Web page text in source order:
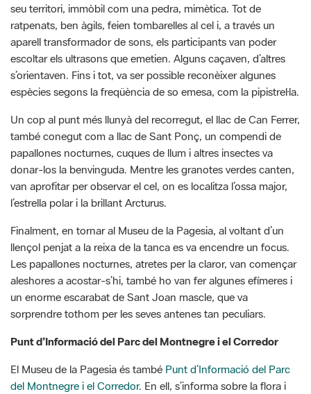
escoltar els ultrasons que emetien. Alguns caçaven, d’altres
s’orientaven. Fins i tot, va ser possible reconèixer algunes
espècies segons la freqüència de so emesa, com la pipistrel·la.
Un cop al punt més llunyà del recorregut, el llac de Can Ferrer,
també conegut com a llac de Sant Ponç, un compendi de
papallones nocturnes, cuques de llum i altres insectes va
donar-los la benvinguda. Mentre les granotes verdes canten,
van aprofitar per observar el cel, on es localitza l’ossa major,
l’estrella polar i la brillant Arcturus.
Finalment, en tornar al Museu de la Pagesia, al voltant d’un
llençol penjat a la reixa de la tanca es va encendre un focus.
Les papallones nocturnes, atretes per la claror, van començar
aleshores a acostar-s’hi, també ho van fer algunes efímeres i
un enorme escarabat de Sant Joan mascle, que va
sorprendre tothom per les seves antenes tan peculiars.
Punt d’Informació del Parc del Montnegre i el Corredor
El Museu de la Pagesia és tambéPunt d’Informació del Parc
del Montnegre i el Corredor
. En ell, s’informa sobre la flora i
fauna del Parc; itineraris; accessos i serveis com centres
d’educació ambiental, càmpings, restaurants, allotjaments,
etc; punts d’interès del Parc i l’entorn (miradors, dòlmens,